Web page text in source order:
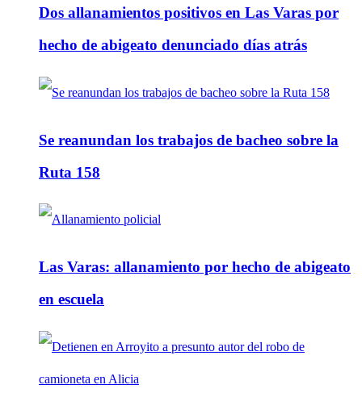
Dos allanamientos positivos en Las Varas por
hecho de abigeato denunciado días atrás
Se reanundan los trabajos de bacheo sobre la
Ruta 158
Las Varas: allanamiento por hecho de abigeato
en escuela